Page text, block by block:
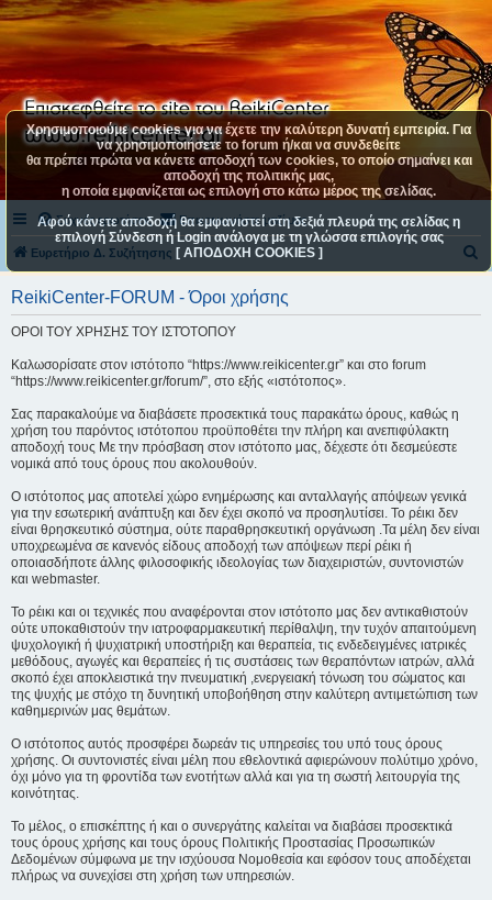
Συχνές ερωτήσεις Επικοινωνήστε μαζί μας
Ευρετήριο Δ. Συζήτησης
ReikiCenter-FORUM - Όροι χρήσης
ΟΡΟΙ ΤΟΥ ΧΡΗΣΗΣ ΤΟΥ ΙΣΤΌΤΟΠΟΥ
Καλωσορίσατε στον ιστότοπο “https://www.reikicenter.gr” και στο forum
“https://www.reikicenter.gr/forum/”, στο εξής «ιστότοπος».
Σας παρακαλούμε να διαβάσετε προσεκτικά τους παρακάτω όρους, καθώς η
χρήση του παρόντος ιστότοπου προϋποθέτει την πλήρη και ανεπιφύλακτη
αποδοχή τους Με την πρόσβαση στον ιστότοπο μας, δέχεστε ότι δεσμεύεστε
νομικά από τους όρους που ακολουθούν.
Ο ιστότοπος μας αποτελεί χώρο ενημέρωσης και ανταλλαγής απόψεων γενικά
για την εσωτερική ανάπτυξη και δεν έχει σκοπό να προσηλυτίσει. To ρέικι δεν
είναι θρησκευτικό σύστημα, ούτε παραθρησκευτική οργάνωση .Τα μέλη δεν είναι
υποχρεωμένα σε κανενός είδους αποδοχή των απόψεων περί ρέικι ή
οποιασδήποτε άλλης φιλοσοφικής ιδεολογίας των διαχειριστών, συντονιστών
και webmaster.
Το ρέικι και οι τεχνικές που αναφέρονται στον ιστότοπο μας δεν αντικαθιστούν
ούτε υποκαθιστούν την ιατροφαρμακευτική περίθαλψη, την τυχόν απαιτούμενη
ψυχολογική ή ψυχιατρική υποστήριξη και θεραπεία, τις ενδεδειγμένες ιατρικές
μεθόδους, αγωγές και θεραπείες ή τις συστάσεις των θεραπόντων ιατρών, αλλά
σκοπό έχει αποκλειστικά την πνευματική ,ενεργειακή τόνωση του σώματος και
της ψυχής με στόχο τη δυνητική υποβοήθηση στην καλύτερη αντιμετώπιση των
καθημερινών μας θεμάτων.
Ο ιστότοπος αυτός προσφέρει δωρεάν τις υπηρεσίες του υπό τους όρους
χρήσης. Οι συντονιστές είναι μέλη που εθελοντικά αφιερώνουν πολύτιμο χρόνο,
όχι μόνο για τη φροντίδα των ενοτήτων αλλά και για τη σωστή λειτουργία της
κοινότητας.
Το μέλος, ο επισκέπτης ή και ο συνεργάτης καλείται να διαβάσει προσεκτικά
τους όρους χρήσης και τους όρους Πολιτικής Προστασίας Προσωπικών
Δεδομένων σύμφωνα με την ισχύουσα Νομοθεσία και εφόσον τους αποδέχεται
πλήρως να συνεχίσει στη χρήση των υπηρεσιών.
Χρησιμοποιούμε cookies για να έχετε την καλύτερη δυνατή εμπειρία. Για
να χρησιμοποιήσετε το forum ή/και να συνδεθείτε
θα πρέπει πρώτα να κάνετε αποδοχή των cookies, το οποίο σημαίνει και
αποδοχή της πολιτικής μας,
η οποία εμφανίζεται ως επιλογή στο κάτω μέρος της σελίδας.
Αφού κάνετε αποδοχή θα εμφανιστεί στη δεξιά πλευρά της σελίδας η
επιλογή Σύνδεση ή Login ανάλογα με τη γλώσσα επιλογής σας
[ ΑΠΟΔΟΧΗ COOKIES ]